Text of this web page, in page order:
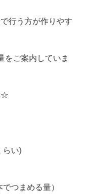
行う方が作りやす
をご案内していま
☆
らい)
つまめる量）